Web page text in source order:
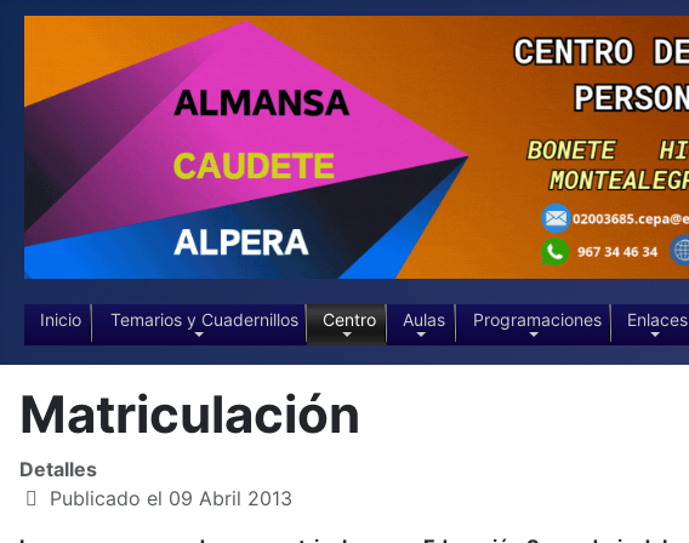
Inicio Temarios y Cuadernillos Centro Aulas Programaciones Enlaces
Matriculación
Detalles
Publicado el 09 Abril 2013